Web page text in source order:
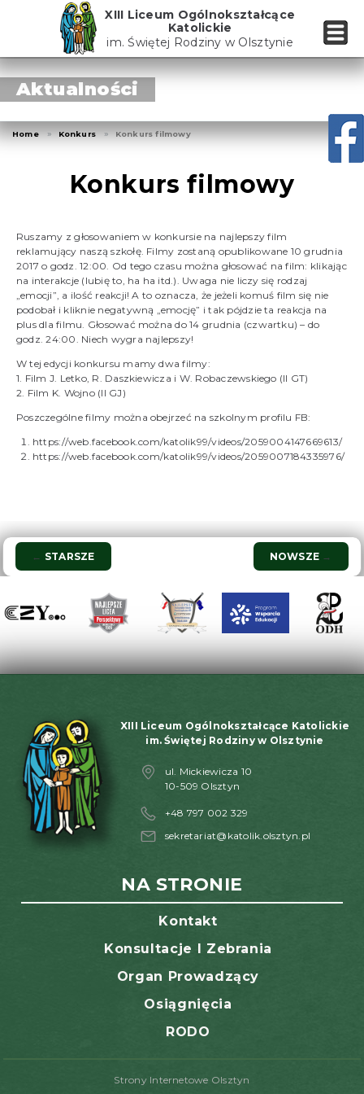
XIII Liceum Ogólnokształcące
Katolickie
im. Świętej Rodziny w Olsztynie
Aktualności
Home Konkurs Konkurs filmowy
Konkurs filmowy
Ruszamy z głosowaniem w konkursie na najlepszy film
reklamujący naszą szkołę. Filmy zostaną opublikowane 10 grudnia
2017 o godz. 12:00. Od tego czasu można głosować na film: klikając
na interakcje (lubię to, ha ha itd.). Uwaga nie liczy się rodzaj
„emocji”, a ilość reakcji! A to oznacza, że jeżeli komuś film się nie
podobał i kliknie negatywną „emocję” i tak pójdzie ta reakcja na
plus dla filmu. Głosować można do 14 grudnia (czwartku) – do
godz. 24:00. Niech wygra najlepszy!
W tej edycji konkursu mamy dwa filmy:
1. Film J. Letko, R. Daszkiewicza i W. Robaczewskiego (II GT)
2. Film K. Wojno (II GJ)
Poszczególne filmy można obejrzeć na szkolnym profilu FB:
https://web.facebook.com/katolik99/videos/2059004147669613/
https://web.facebook.com/katolik99/videos/2059007184335976/
Nawigacja
wpisu
← STARSZE NOWSZE →
XIII Liceum Ogólnokształcące Katolickie
im. Świętej Rodziny w Olsztynie
ul. Mickiewicza 10
10-509 Olsztyn
+48 797 002 329
sekretariat@katolik.olsztyn.pl
NA STRONIE
Kontakt
Konsultacje I Zebrania
Organ Prowadzący
Osiągnięcia
RODO
Strony Internetowe Olsztyn